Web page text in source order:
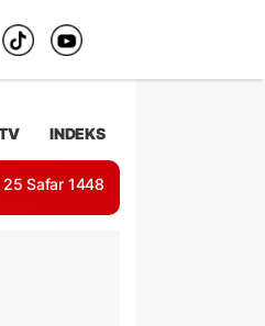
INDEKS
25 Safar 1448